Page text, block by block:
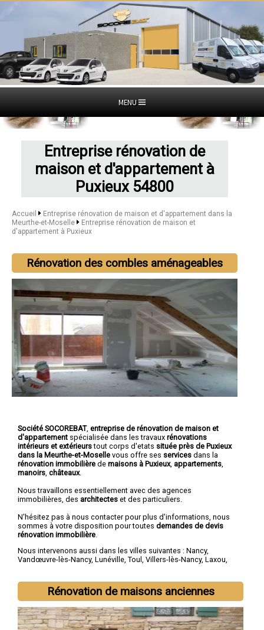
MENU
Entreprise rénovation de
maison et d'appartement à
Puxieux 54800
Accueil
Entreprise rénovation de maison et d'appartement dans la
Meurthe-et-Moselle
Entreprise rénovation de maison et
d'appartement à Puxieux
Rénovation des combles aménageables
Société SOCOREBAT, entreprise de rénovation de maison et
d'appartement spécialisée dans les travaux rénovations
intérieurs et extérieurstout corps d'etats située près de Puxieux
dans la Meurthe-et-Moselle vous offre ses services dans la
rénovation immobilière de maisons à Puxieux, appartements
manoirs châteaux.
Nous travaillons essentiellement avec des agences
immobilières, des architectes et des particuliers.
N'hésitez pas à nous contacter pour plus d'informations, nous
sommes à votre disposition pour toutes demandes de devis
rénovation immobilière
Nous intervenons aussi dans les villes suivantes : Nancy,
Vandœuvre-lès-Nancy, Lunéville, Toul , Villers-lès-Nancy, Laxou,
Rénovation de maisons anciennes